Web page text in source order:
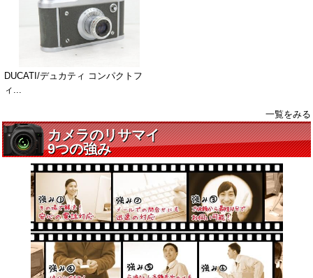
DUCATI/デュカティ コンパクトフ
ィ...
一覧をみる